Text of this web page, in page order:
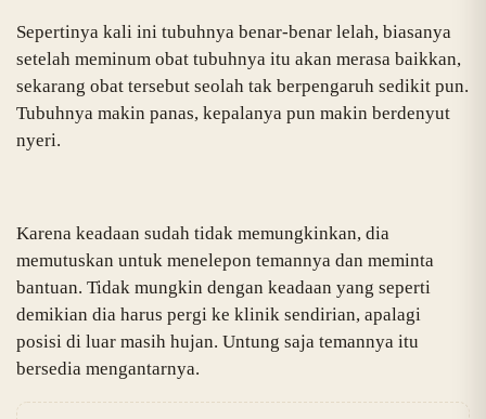
Sepertinya kali ini tubuhnya benar-benar lelah, biasanya
setelah meminum obat tubuhnya itu akan merasa baikkan,
sekarang obat tersebut seolah tak berpengaruh sedikit pun.
Tubuhnya makin panas, kepalanya pun makin berdenyut
nyeri.
Karena keadaan sudah tidak memungkinkan, dia
memutuskan untuk menelepon temannya dan meminta
bantuan. Tidak mungkin dengan keadaan yang seperti
demikian dia harus pergi ke klinik sendirian, apalagi
posisi di luar masih hujan. Untung saja temannya itu
bersedia mengantarnya.